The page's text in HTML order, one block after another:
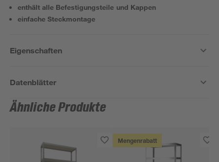
enthält alle Befestigungsteile und Kappen
einfache Steckmontage
Eigenschaften
Datenblätter
Ähnliche Produkte
Mengenrabatt